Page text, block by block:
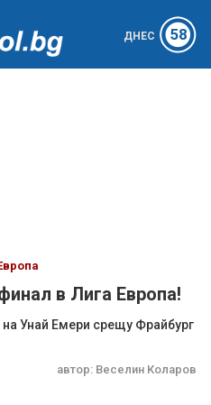
ДНЕС 58
в Лига Европа!
Унай Емери срещу Фрайбург
автор: Веселин Коларов